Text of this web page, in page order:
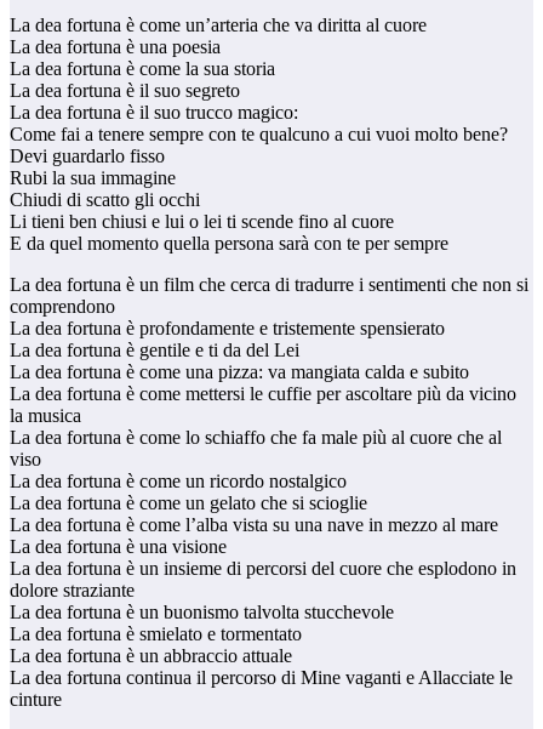
La dea fortuna è come un’arteria che va diritta al cuore
La dea fortuna è una poesia
La dea fortuna è come la sua storia
La dea fortuna è il suo segreto
La dea fortuna è il suo trucco magico:
Come fai a tenere sempre con te qualcuno a cui vuoi molto bene?
Devi guardarlo fisso
Rubi la sua immagine
Chiudi di scatto gli occhi
Li tieni ben chiusi e lui o lei ti scende fino al cuore
E da quel momento quella persona sarà con te per sempre
La dea fortuna è un film che cerca di tradurre i sentimenti che non si
comprendono
La dea fortuna è profondamente e tristemente spensierato
La dea fortuna è gentile e ti da del Lei
La dea fortuna è come una pizza: va mangiata calda e subito
La dea fortuna è come mettersi le cuffie per ascoltare più da vicino
la musica
La dea fortuna è come lo schiaffo che fa male più al cuore che al
viso
La dea fortuna è come un ricordo nostalgico
La dea fortuna è come un gelato che si scioglie
La dea fortuna è come l’alba vista su una nave in mezzo al mare
La dea fortuna è una visione
La dea fortuna è un insieme di percorsi del cuore che esplodono in
dolore straziante
La dea fortuna è un buonismo talvolta stucchevole
La dea fortuna è smielato e tormentato
La dea fortuna è un abbraccio attuale
La dea fortuna continua il percorso di Mine vaganti e Allacciate le
cinture